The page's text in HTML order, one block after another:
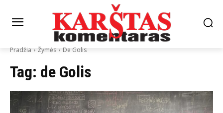
Pradžia Žymės De Golis
Tag: de Golis